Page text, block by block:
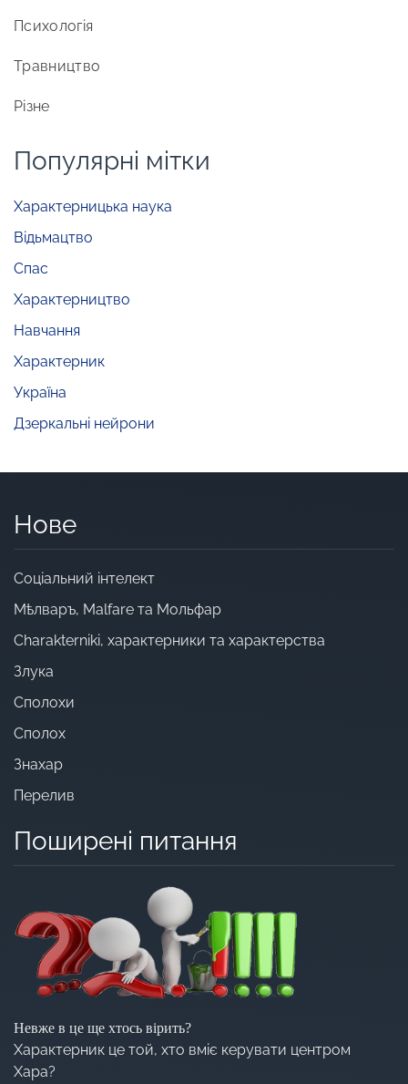
Психологія
Травництво
Різне
Популярні мітки
Характерницька наука
Відьмацтво
Спас
Характерництво
Навчання
Характерник
Україна
Дзеркальні нейрони
Нове
Cоціальний інтелект
Мѣлваръ, Malfare та Мольфар
Charakterniki, характерники та характерства
Злука
Сполохи
Сполох
Знахар
Перелив
Поширені питання
Невже в це ще хтось вірить?
Характерник це той, хто вміє керувати центром
Хара?